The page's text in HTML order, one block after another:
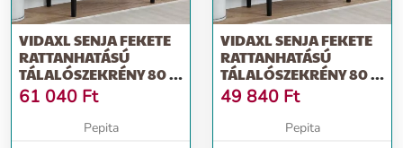
VIDAXL SENJA FEKETE
RATTANHATÁSÚ
TÁLALÓSZEKRÉNY 80 X
40 X 80 CM
61 040 Ft
Pepita
VIDAXL SENJA FEKETE
RATTANHATÁSÚ
TÁLALÓSZEKRÉNY 80 X
35 X 80 CM
49 840 Ft
Pepita